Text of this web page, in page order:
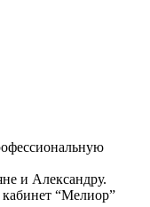
и Александру.
“Мелиор”